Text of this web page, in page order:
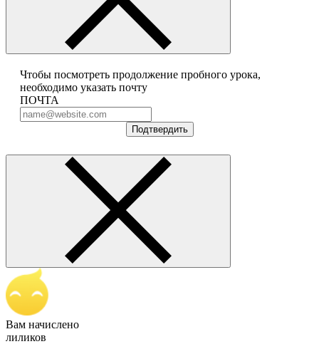
Чтобы посмотреть продолжение пробного урока,
необходимо указать почту
ПОЧТА
Подтвердить
Вам начислено
лиликов